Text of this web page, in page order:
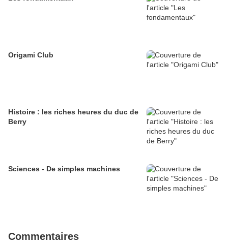
Origami Club
Histoire : les riches heures du duc de
Berry
Sciences - De simples machines
Commentaires